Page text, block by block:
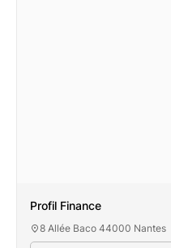
Profil Finance
8 Allée Baco 44000 Nantes